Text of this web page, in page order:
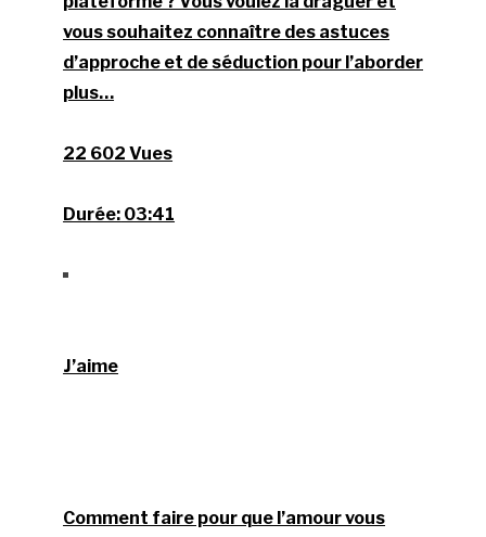
vous souhaitez connaître des astuces
d’approche et de séduction pour l’aborder
plus…
22 602 Vues
Durée: 03:41
J’aime
Comment faire pour que l’amour vous